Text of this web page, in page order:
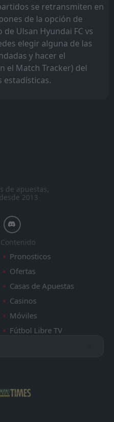
se retransmiten en
de la opción de
Ulsan Hyundai FC vs
elegir alguna de las
y hacer el
el Match Tracker) del
estadísticas.
de apuestas,
2013
Contenido
Pronosticos
Ofertas
Casas de Apuestas
Casinos
Móviles
Fútbol Libre TV